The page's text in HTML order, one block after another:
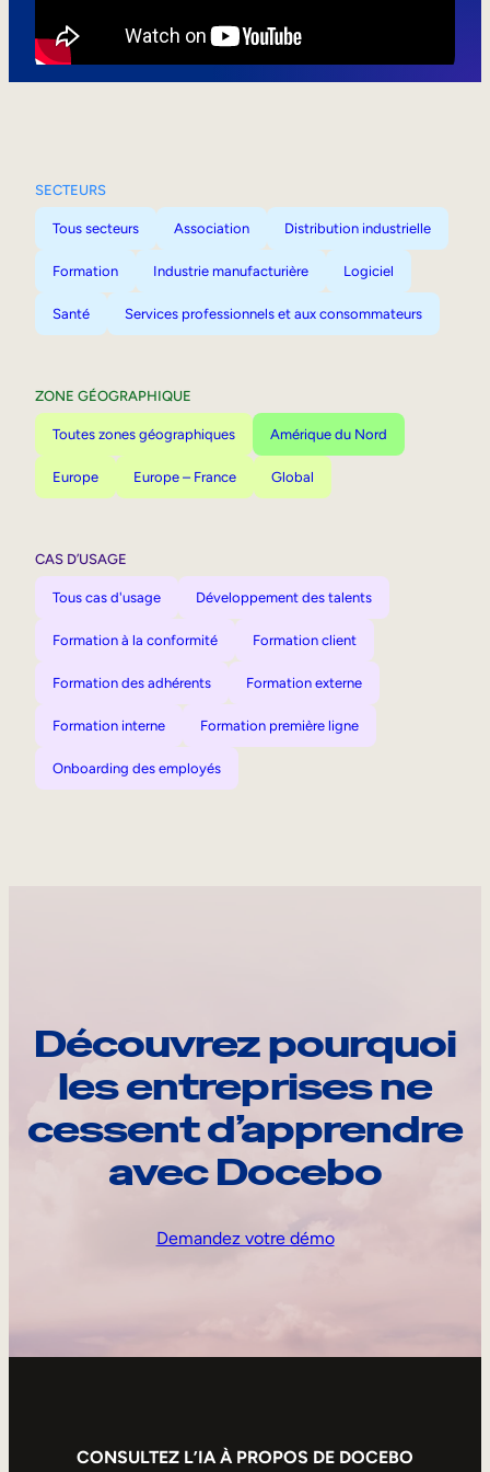
SECTEURS
Tous secteurs Association Distribution industrielle
Formation Industrie manufacturière Logiciel
Santé Services professionnels et aux consommateurs
ZONE GÉOGRAPHIQUE
Toutes zones géographiques Amérique du Nord
Europe Europe – France Global
CAS D’USAGE
Tous cas d'usage Développement des talents
Formation à la conformité Formation client
Formation des adhérents Formation externe
Formation interne Formation première ligne
Onboarding des employés
Découvrez pourquoi
les entreprises ne
cessent d’apprendre
avec Docebo
Demandez votre démo
CONSULTEZ L’IA À PROPOS DE DOCEBO